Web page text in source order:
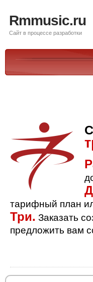
Rmmusic.ru
Сайт в процессе разработки
тарифный план
Три. Заказать
предложить вам